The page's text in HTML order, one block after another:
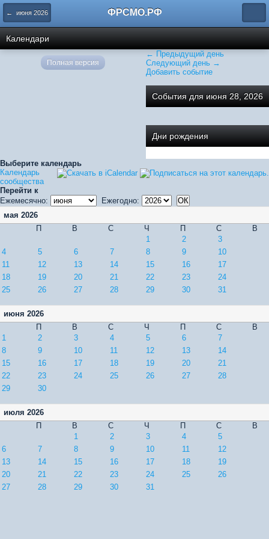
← июня 2026 ФРСМО.РФ
Календари
← Предыдущий день
Следующий день →
Добавить событие
События для июня 28, 2026
Дни рождения
Выберите календарь
Календарь
сообщества
Перейти к
Ежемесячно:
Ежегодно:
мая 2026
П
В С Ч П С
В
1
2
3
4
5 6 7 8 9
10
11
12 13 14 15 16
17
18
19 20 21 22 23
24
25
26 27 28 29 30 31
июня 2026
П
В С Ч П С
В
1
2 3 4 5 6
7
8
9 10 11 12 13
14
15
16 17 18 19 20
21
22
23 24 25 26 27
28
29
30
июля 2026
П
В С Ч П С
В
1
2 3 4
5
6
7 8 9 10 11
12
13
14 15 16 17 18
19
20
21 22 23 24 25
26
27
28 29 30 31
Полная версия